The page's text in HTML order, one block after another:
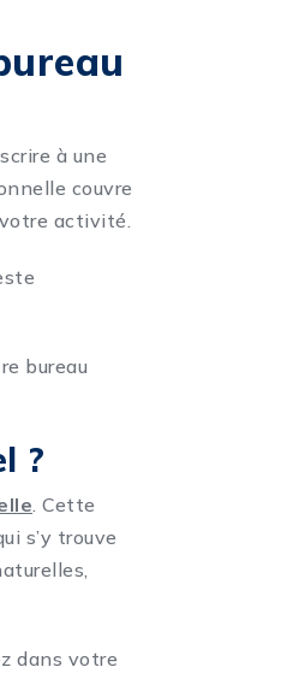
à une
couvre
activité.
bureau
?
. Cette
s’y trouve
dans votre